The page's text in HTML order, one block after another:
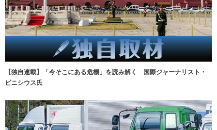
【独自連載】「今そこにある危機」を読み解く 国際ジャーナリスト・
ビニシウス氏